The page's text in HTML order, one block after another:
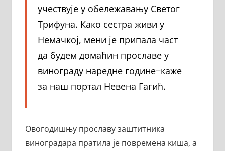
учествује у обележавању Светог
Трифуна. Како сестра живи у
Немачкој, мени је припала част
да будем домаћин прославе у
винограду наредне године−каже
за наш портал Невена Гагић.
Овогодишњу прославу заштитника
виноградара пратила је повремена киша, а